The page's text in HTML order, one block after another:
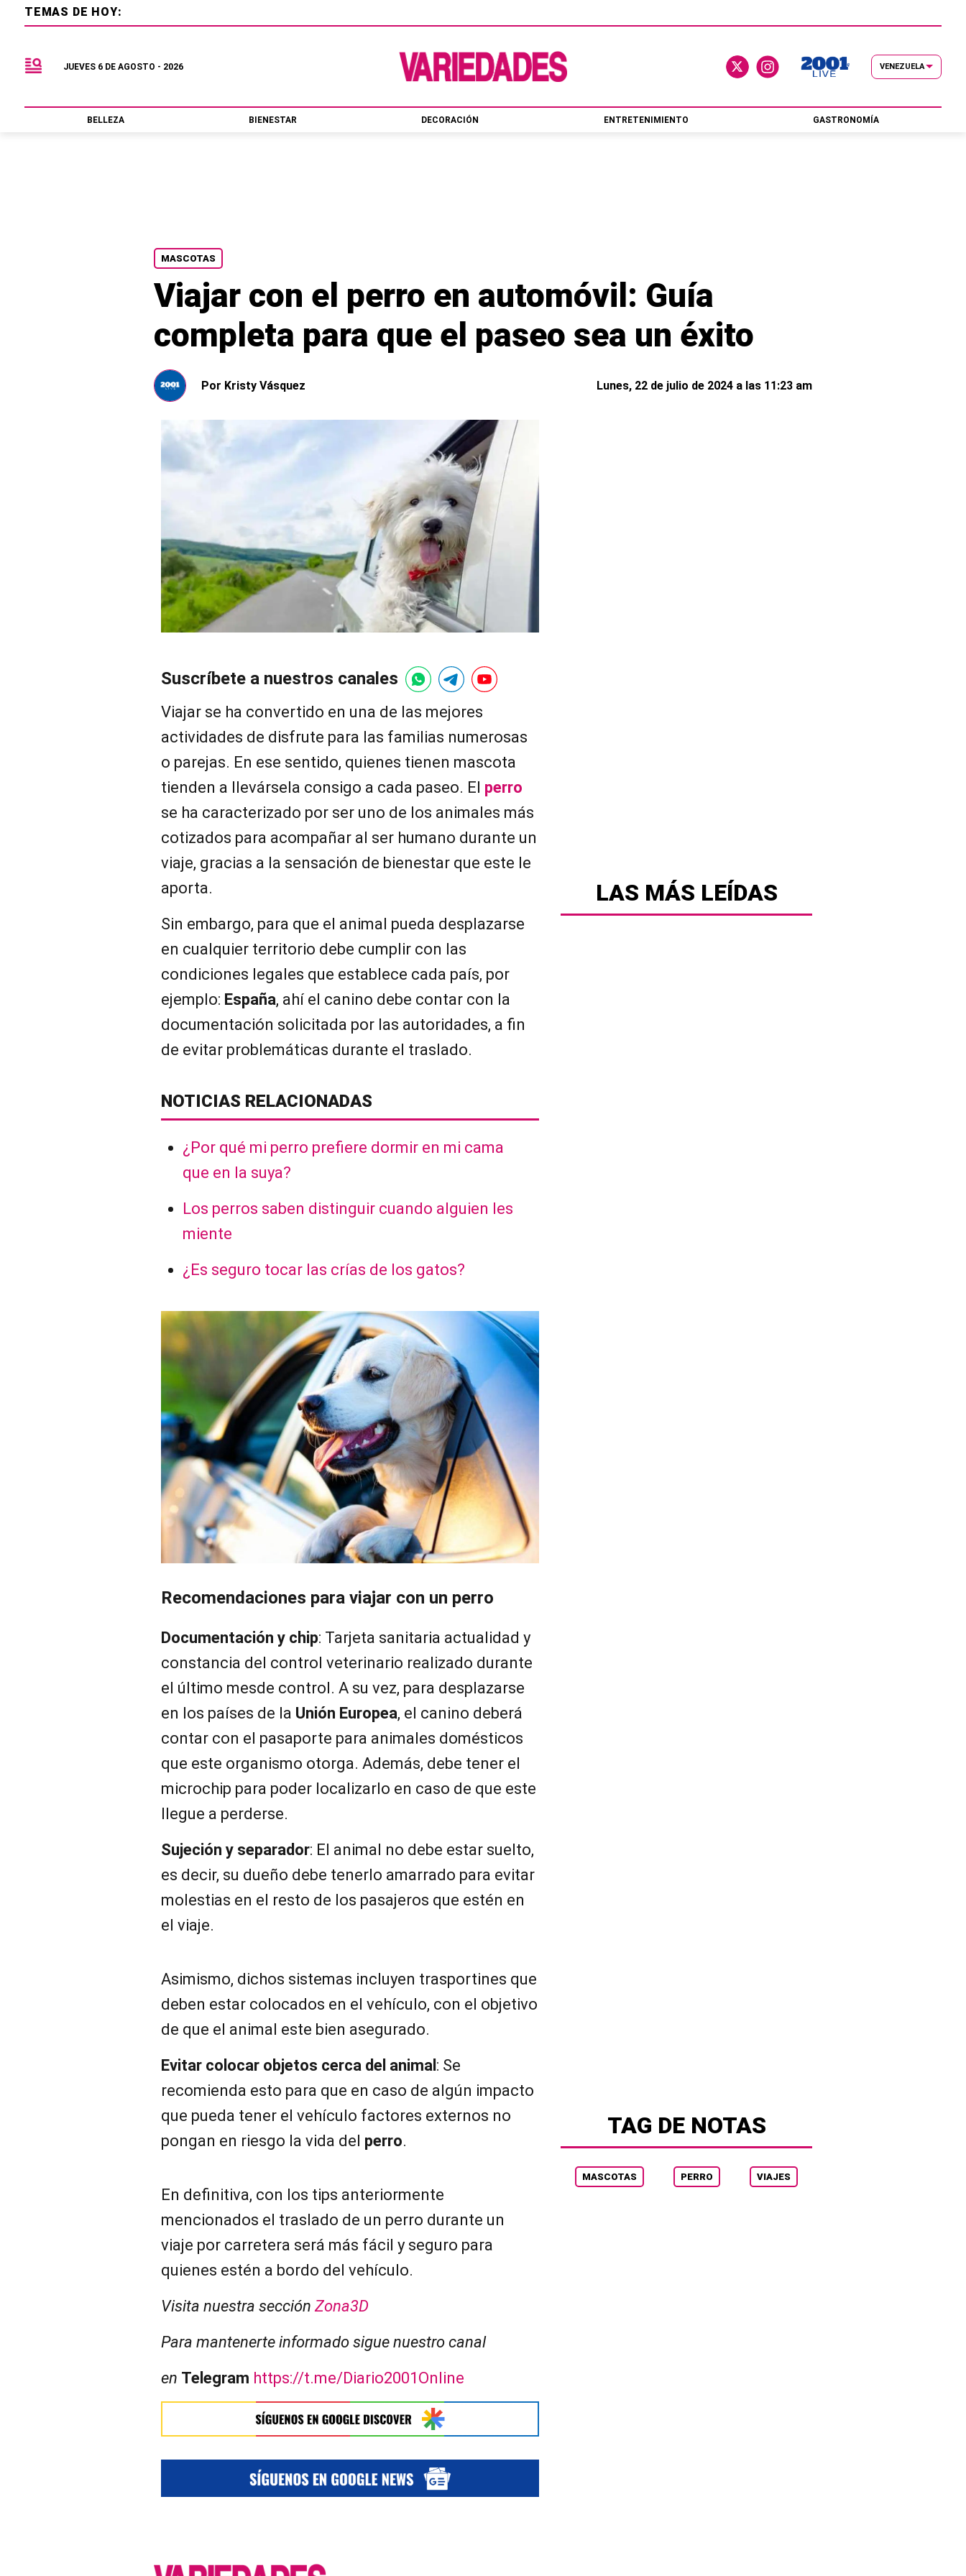
MASCOTAS
Viajar con el perro en automóvil: Guía
completa para que el paseo sea un éxito
Por Kristy Vásquez Lunes, 22 de julio de 2024 a las 11:23 am
Suscríbete a nuestros canales
Viajar se ha convertido en una de las mejores
actividades de disfrute para las familias numerosas
o parejas. En ese sentido, quienes tienen mascota
tienden a llevársela consigo a cada paseo. El perro
se ha caracterizado por ser uno de los animales más
cotizados para acompañar al ser humano durante un
viaje, gracias a la sensación de bienestar que este le
aporta.
Sin embargo, para que el animal pueda desplazarse
en cualquier territorio debe cumplir con las
condiciones legales que establece cada país, por
ejemplo: España, ahí el canino debe contar con la
documentación solicitada por las autoridades, a fin
de evitar problemáticas durante el traslado.
NOTICIAS RELACIONADAS
¿Por qué mi perro prefiere dormir en mi cama
que en la suya?
Los perros saben distinguir cuando alguien les
miente
¿Es seguro tocar las crías de los gatos?
Recomendaciones para viajar con un perro
Documentación y chip: Tarjeta sanitaria actualidad y
constancia del control veterinario realizado durante
el último mesde control. A su vez, para desplazarse
en los países de la Unión Europea, el canino deberá
contar con el pasaporte para animales domésticos
que este organismo otorga. Además, debe tener el
microchip para poder localizarlo en caso de que este
llegue a perderse.
Sujeción y separador: El animal no debe estar suelto,
es decir, su dueño debe tenerlo amarrado para evitar
molestias en el resto de los pasajeros que estén en
el viaje.
Asimismo, dichos sistemas incluyen trasportines que
deben estar colocados en el vehículo, con el objetivo
de que el animal este bien asegurado.
Evitar colocar objetos cerca del animal : Se
recomienda esto para que en caso de algún impacto
que pueda tener el vehículo factores externos no
pongan en riesgo la vida del perro.
En definitiva, con los tips anteriormente
mencionados el traslado de un perro durante un
viaje por carretera será más fácil y seguro para
quienes estén a bordo del vehículo.
Visita nuestra sección Zona3D
Para mantenerte informado sigue nuestro canal
en Telegram https://t.me/Diario2001Online
LAS MÁS LEÍDAS
TAG DE NOTAS
MASCOTAS PERRO VIAJES
TEMAS DE HOY:
JUEVES 6 DE AGOSTO - 2026 VENEZUELA
BELLEZA BIENESTAR DECORACIÓN ENTRETENIMIENTO GASTRONOMÍA